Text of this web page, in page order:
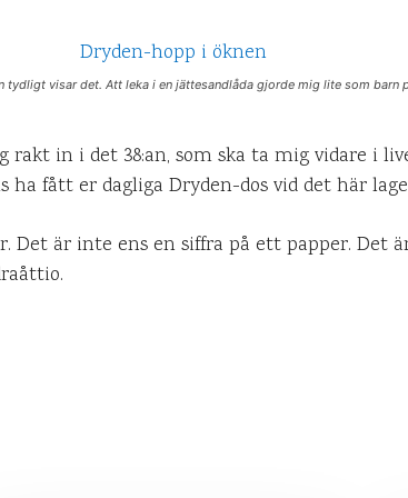
tydligt visar det. Att leka i en jättesandlåda gjorde mig lite som barn
rakt in i det 38:an, som ska ta mig vidare i
fått er dagliga Dryden-dos vid det här
Det är inte ens en siffra på ett papper. Det